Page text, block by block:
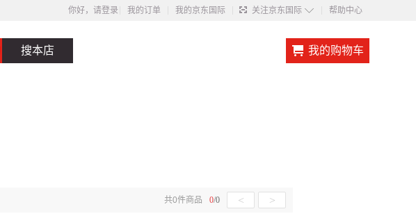
你好，请登录 我的订单 我的京东国际 关注京东国际 ◇ 帮助中心
搜本店 我的购物车
0/0 < >
共0件商品